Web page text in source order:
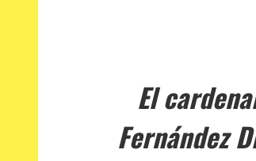
El
Fernández